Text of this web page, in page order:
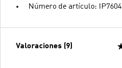
Número de artículo: IP7604
Valoraciones (9)